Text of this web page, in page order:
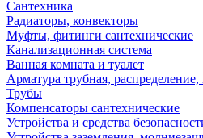
Сантехника
Радиаторы, конвекторы
Муфты, фитинги сантехнические
Канализационная система
Ванная комната и туалет
Арматура трубная, распределение,
Трубы
Компенсаторы сантехнические
Устройства и средства